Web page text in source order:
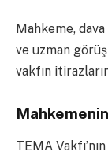
Mahkeme,
ve uzman
vakfın
TEMA